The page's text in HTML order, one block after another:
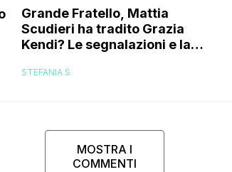
Grande Fratello, Mattia
Scudieri ha tradito Grazia
Kendi? Le segnalazioni e la
STEFANIA S
MOSTRA I
COMMENTI